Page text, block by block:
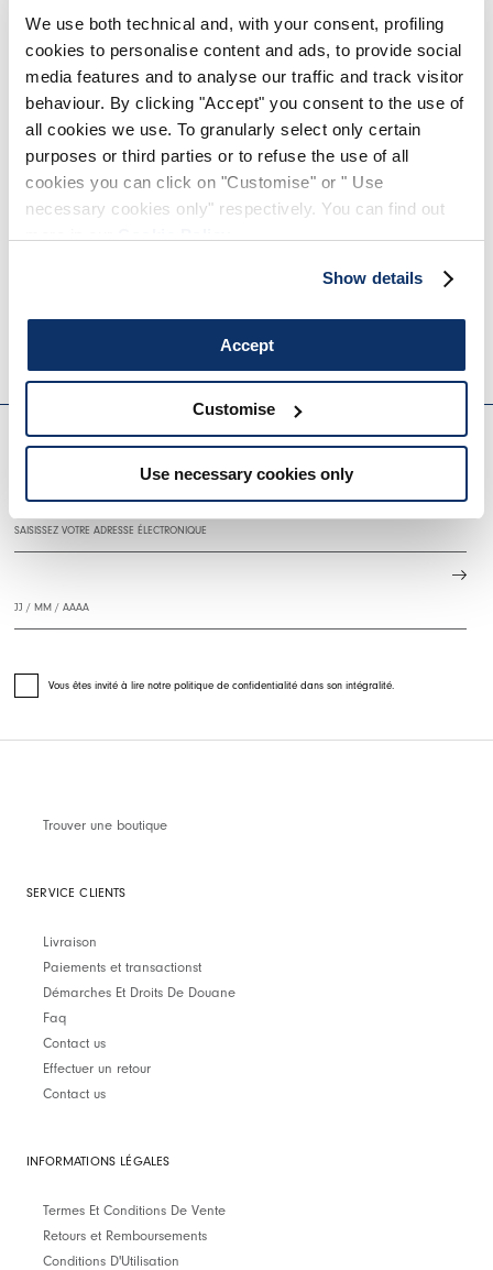
We use both technical and, with your consent, profiling
cookies to personalise content and ads, to provide social
media features and to analyse our traffic and track visitor
behaviour. By clicking "Accept" you consent to the use of
all cookies we use. To granularly select only certain
purposes or third parties or to refuse the use of all
cookies you can click on "Customise" or " Use
necessary cookies only" respectively. You can find out
Show details
Accept
Customise
Use necessary cookies only
EVERYDAY COUTURE
S'INSCRIRE À NOTRE BULLETIN D'INFORMATION
Vous êtes invité à lire notre politique de confidentialité dans son intégralité.
Trouver une boutique
SERVICE CLIENTS
Livraison
Paiements et transactionst
Démarches Et Droits De Douane
Faq
Contact us
Effectuer un retour
Contact us
INFORMATIONS LÉGALES
Termes Et Conditions De Vente
Retours et Remboursements
Conditions D'Utilisation